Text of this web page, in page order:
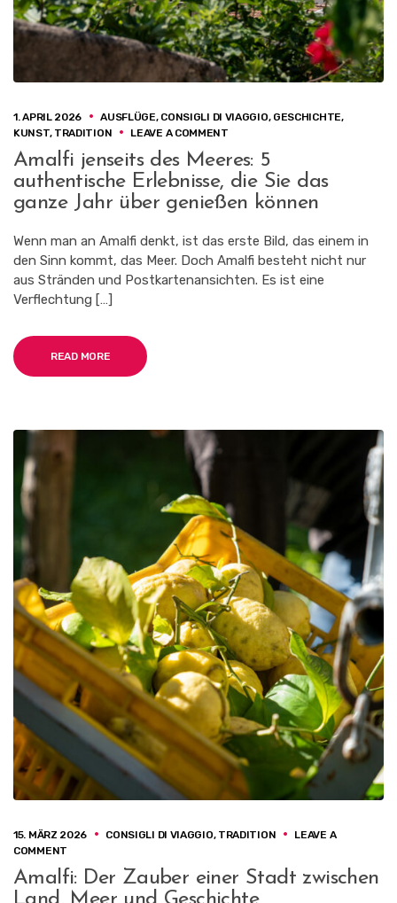
1. APRIL 2026 AUSFLÜGE, CONSIGLI DI VIAGGIO, GESCHICHTE,
KUNST, TRADITION LEAVE A COMMENTON
JENSEITS
DES
MEERES:
5
ERLEBNISSE,
DIE
SIE
Amalfi jenseits des Meeres: 5
authentische Erlebnisse, die Sie das
ganze Jahr über genießen können
Wenn man an Amalfi denkt, ist das erste Bild, das einem in
den Sinn kommt, das Meer. Doch Amalfi besteht nicht nur
aus Stränden und Postkartenansichten. Es ist eine
Verflechtung […]
READ MORE
15. MÄRZ 2026 CONSIGLI DI VIAGGIO, TRADITION
LEAVE A
COMMENTON
AMALFI:
DER
ZAUBER
Amalfi: Der Zauber einer Stadt zwischen